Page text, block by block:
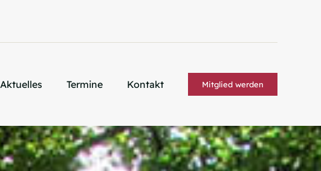
Aktuelles Termine Kontakt Mitglied werden